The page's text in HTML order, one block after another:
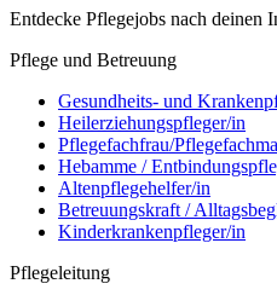
Entdecke Pflegejobs nach deinen
Pflege und Betreuung
Gesundheits- und
Heilerziehungspfleger/in
Pflegefachfrau/
Hebamme /
Altenpflegehelfer/in
Betreuungskraft /
Kinderkrankenpfleger/in
Pflegeleitung